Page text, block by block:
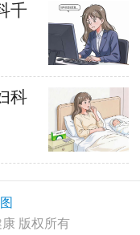
千
科
版权所有